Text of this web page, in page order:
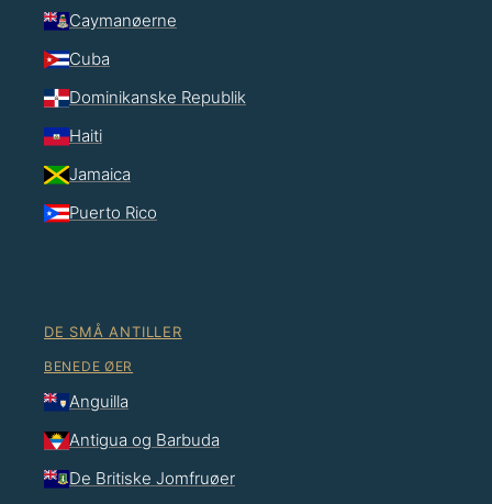
Caymanøerne
Cuba
Dominikanske Republik
Haiti
Jamaica
Puerto Rico
DE SMÅ ANTILLER
BENEDE ØER
Anguilla
Antigua og Barbuda
De Britiske Jomfruøer